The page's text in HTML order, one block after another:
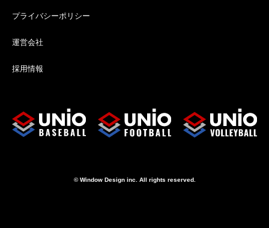
プライバシーポリシー
運営会社
採用情報
© Window Design inc. All rights reserved.